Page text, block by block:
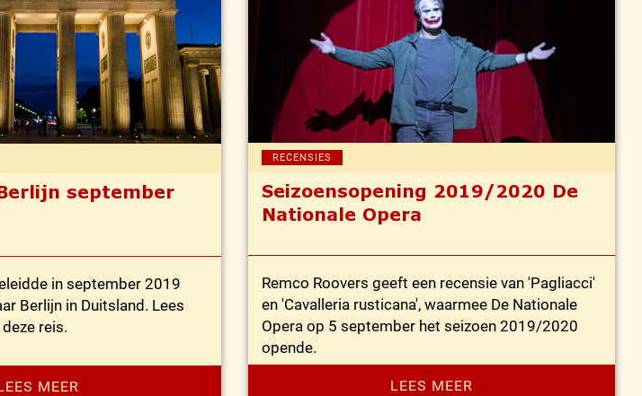
september
in september 2019
Berlijn in Duitsland. Lees
reis.
MEER
RECENSIES
Seizoensopening 2019/2020 De
Nationale Opera
Remco Roovers geeft een recensie van 'Pagliacci'
en 'Cavalleria rusticana', waarmee De Nationale
Opera op 5 september het seizoen 2019/2020
opende.
LEES MEER